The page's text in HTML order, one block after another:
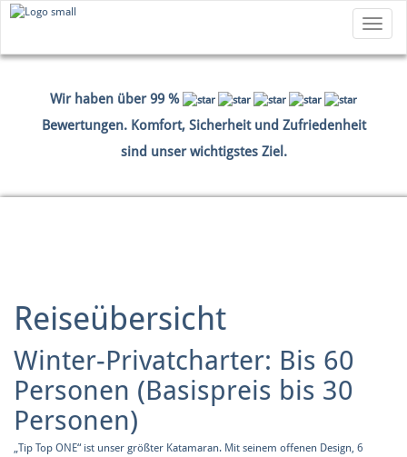
Toggle
Wir haben über 99 %
Bewertungen. Komfort, Sicherheit und Zufriedenheit
sind unser wichtigstes Ziel.
Reiseübersicht
Winter-Privatcharter: Bis 60
Personen (Basispreis bis 30
Personen)
„Tip Top ONE“ ist unser größter Katamaran. Mit seinem offenen Design, 6